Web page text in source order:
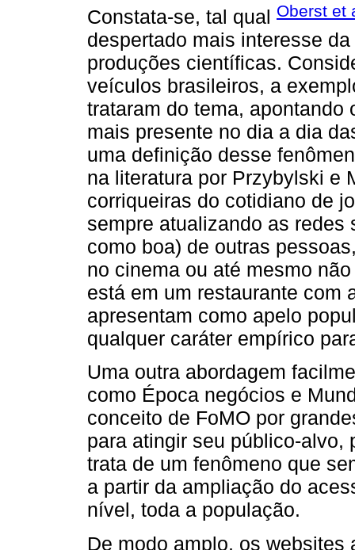
Constata-se, tal qual Oberst et
despertado mais interesse
produções científicas.
veículos brasileiros, a
trataram do tema, apontando
mais presente no dia a dia
uma definição desse
na literatura por Przybylski e
corriqueiras do cotidiano de
sempre atualizando as
como boa) de outras
no cinema ou até mesmo
está em um restaurante com
apresentam como apelo
qualquer caráter empírico
Uma outra abordagem
como Época negócios e
conceito de FoMO por
para atingir seu público-alvo,
trata de um fenômeno que
a partir da ampliação do
nível, toda a população.
De modo amplo, os websites